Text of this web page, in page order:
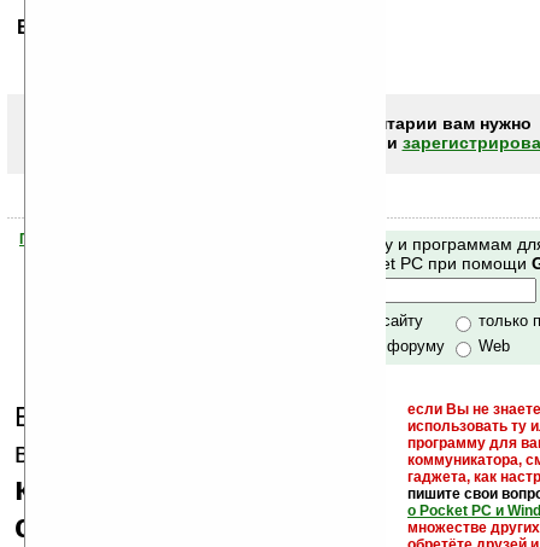
Ваше мнение будет первым.
Чтобы писать комментарии вам нужно
или
Помогите Ладошкам стать лучше
Поиск по сайту и программам
Mobile и Pocket PC при помощи
только по сайту
только
по сайту и форуму
Web
Еще раз обращаем
внимание, что
кряки - лекарства,
серийные номера,
если Вы не
использовать ту
программу для
коммуникатора,
гаджета, как
пишите свои
о Pocket PC и
множестве